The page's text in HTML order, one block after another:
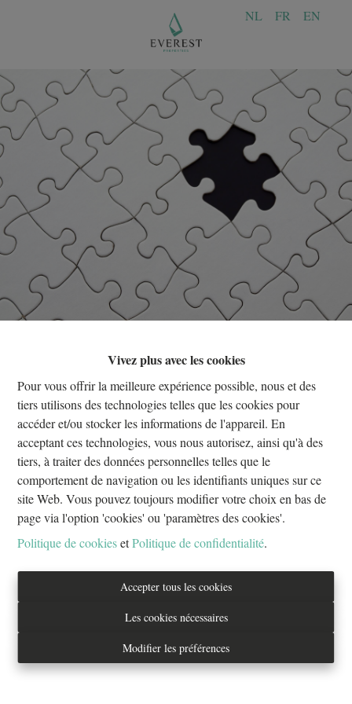
Vivez plus avec les cookies
Pour vous offrir la meilleure expérience possible, nous et des
tiers utilisons des technologies telles que les cookies pour
accéder et/ou stocker les informations de l'appareil. En
acceptant ces technologies, vous nous autorisez, ainsi qu'à des
tiers, à traiter des données personnelles telles que le
comportement de navigation ou les identifiants uniques sur ce
site Web. Vous pouvez toujours modifier votre choix en bas de
page via l'option 'cookies' ou 'paramètres des cookies'.
Politique de cookiesetPolitique de confidentialité.
Accepter tous les cookies
Les cookies nécessaires
Modifier les préférences
NL FR EN
Oups, cette page n'existe plus
À Vendre À Louer
Tél. : 02/733.70.70
Real estate